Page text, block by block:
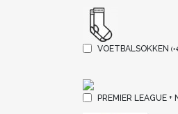
VOETBALSOKKEN(+
PREMIER LEAGUE